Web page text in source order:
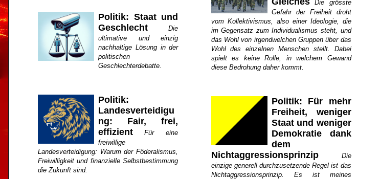
Politik: Staat und
Geschlecht
Die
ultimative und einzig
nachhaltige Lösung in der
politischen
Geschlechterdebatte.
Politik:
Landesverteidigu
ng: Fair, frei,
effizient
Für eine
freiwillige
Landesverteidigung: Warum der Föderalismus,
Freiwilligkeit und finanzielle Selbstbestimmung
die Zukunft sind.
Die grösste
Gefahr der Freiheit droht
vom Kollektivismus, also einer Ideologie, die
im Gegensatz zum Individualismus steht, und
das Wohl von irgendwelchen Gruppen über das
Wohl des einzelnen Menschen stellt. Dabei
spielt es keine Rolle, in welchem Gewand
diese Bedrohung daher kommt.
Politik: Für mehr
Freiheit, weniger
Staat und weniger
Demokratie dank
dem
Nichtaggressionsprinzip
Die
einzige generell durchzusetzende Regel ist das
Nichtaggressionsprinzip. Es ist meines